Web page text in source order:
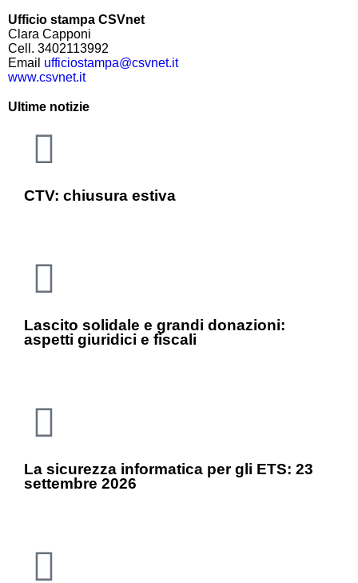
Ufficio stampa CSVnet
Clara Capponi
Cell. 3402113992
Email ufficiostampa@csvnet.it
www.csvnet.it
Ultime notizie
CTV: chiusura estiva
Lascito solidale e grandi donazioni:
aspetti giuridici e fiscali
La sicurezza informatica per gli ETS: 23
settembre 2026